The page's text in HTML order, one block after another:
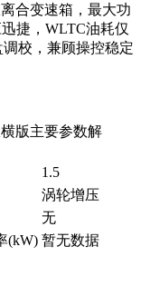
合变速箱，最大功
捷，WLTC油耗仅
校，兼顾操控稳定
版主要参数解
1.5
涡轮增压
无
(kW) 暂无数据